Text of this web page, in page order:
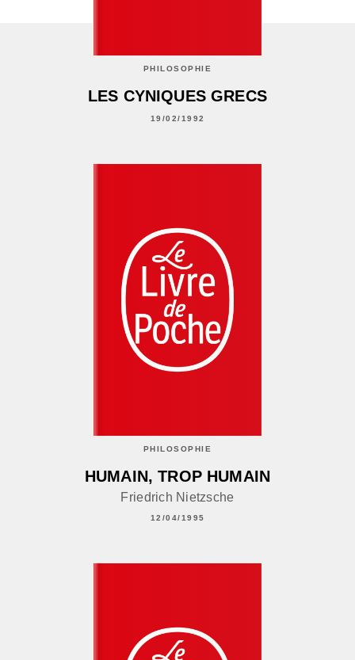
PHILOSOPHIE
LES CYNIQUES GRECS
19/02/1992
PHILOSOPHIE
HUMAIN, TROP HUMAIN
Friedrich Nietzsche
12/04/1995